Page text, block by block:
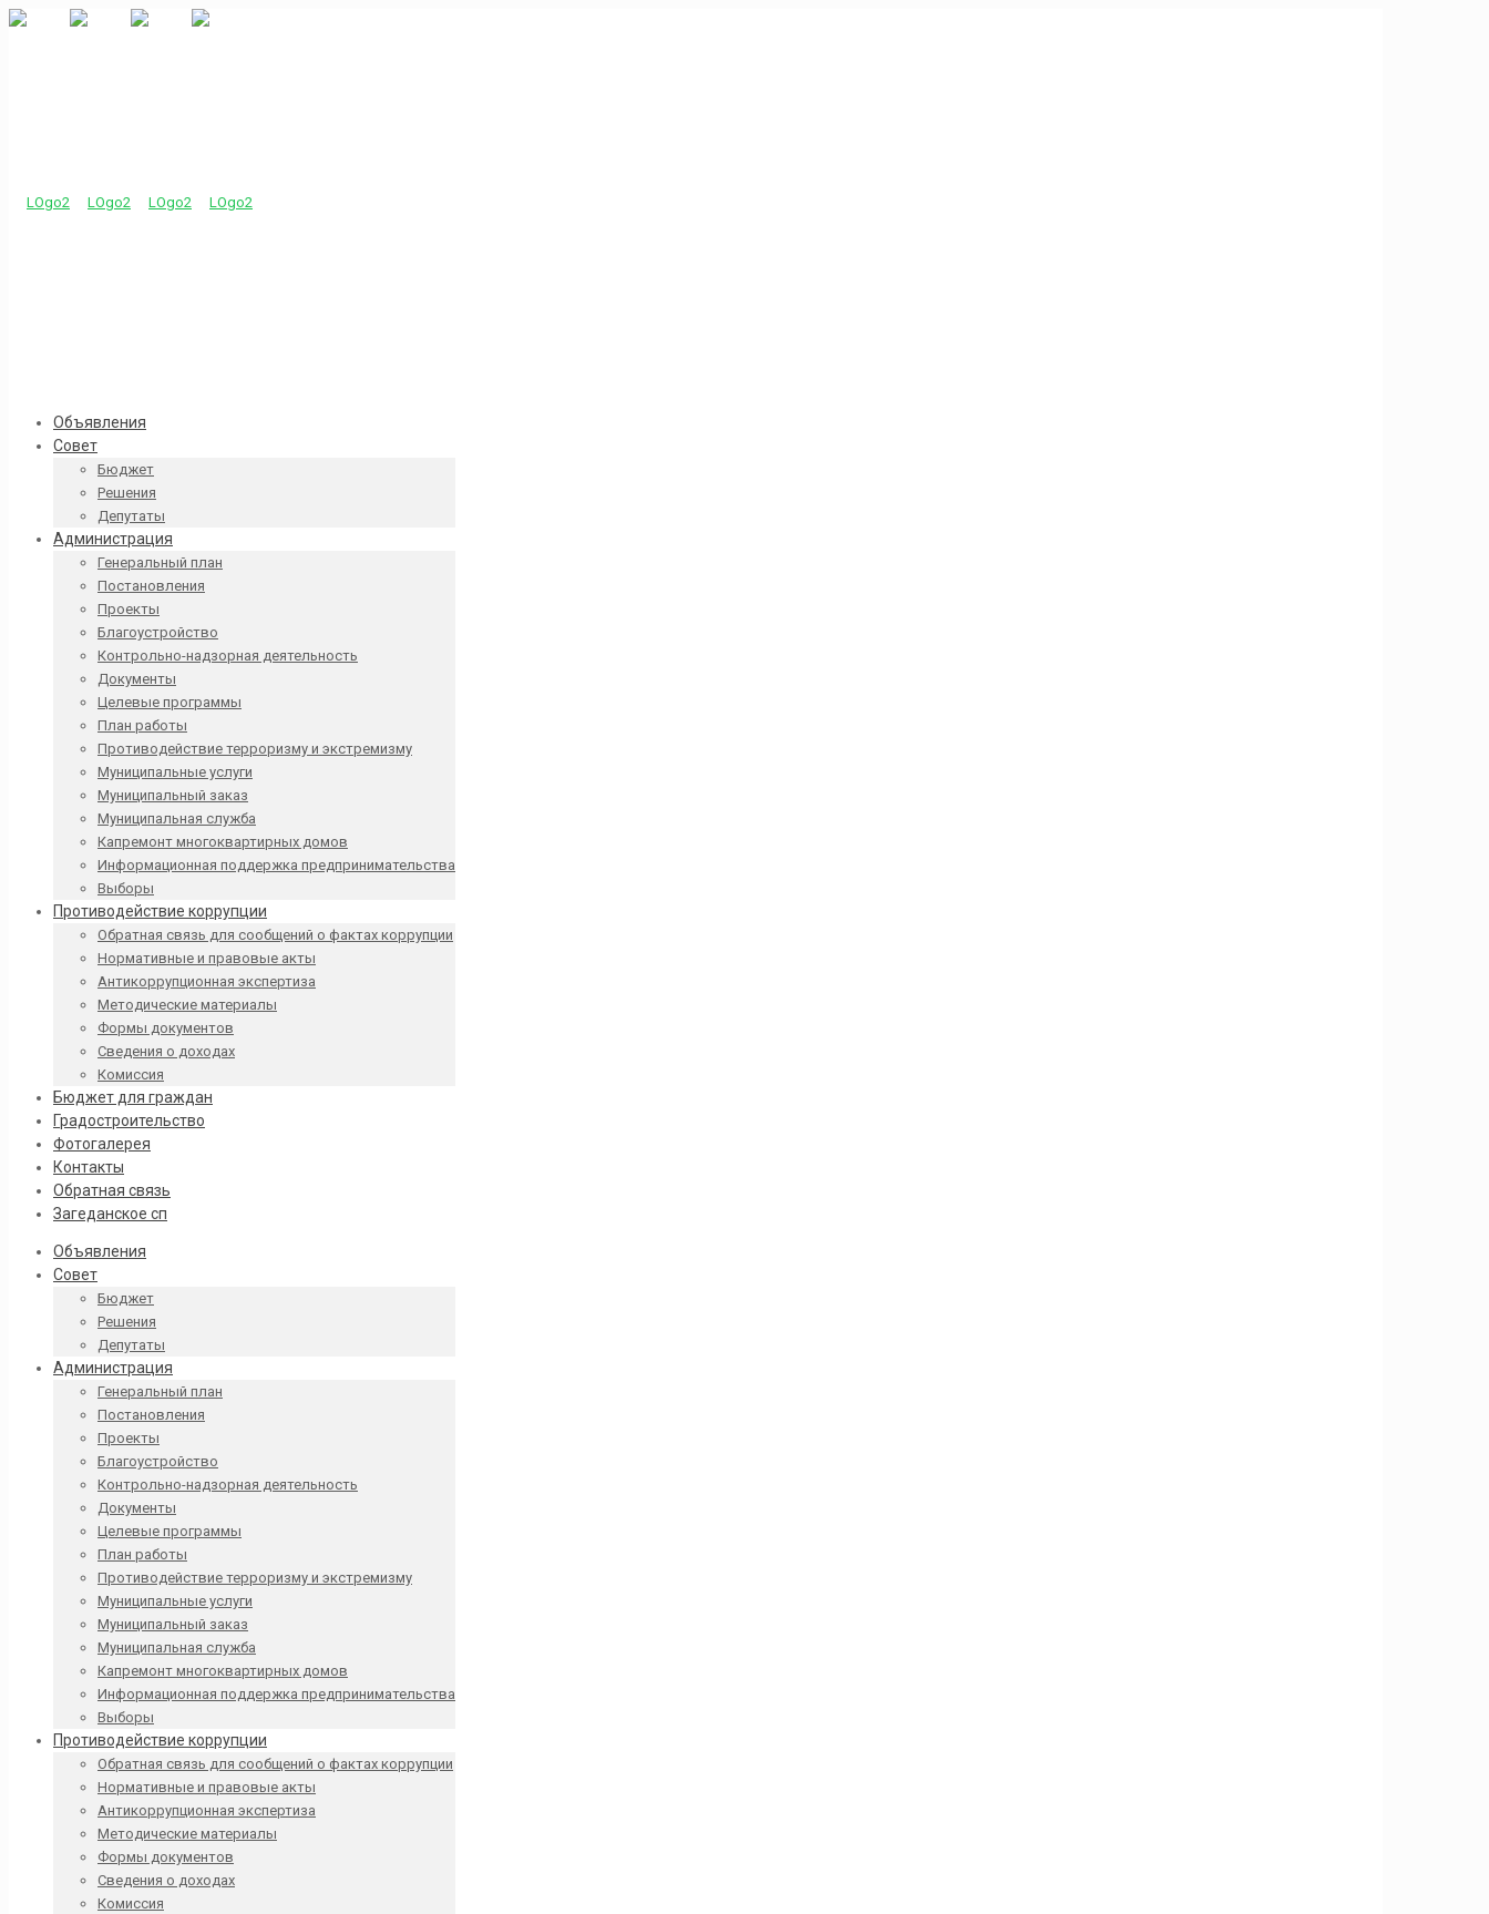
Объявления
Совет
Бюджет
Решения
Депутаты
Администрация
Генеральный план
Постановления
Проекты
Благоустройство
Контрольно-надзорная деятельность
Документы
Целевые программы
План работы
Противодействие терроризму и экстремизму
Муниципальные услуги
Муниципальный заказ
Муниципальная служба
Капремонт многоквартирных домов
Информационная поддержка предпринимательства
Выборы
Противодействие коррупции
Обратная связь для сообщений о фактах коррупции
Нормативные и правовые акты
Антикоррупционная экспертиза
Методические материалы
Формы документов
Сведения о доходах
Комиссия
Бюджет для граждан
Градостроительство
Фотогалерея
Контакты
Обратная связь
Загеданское сп
Объявления
Совет
Бюджет
Решения
Депутаты
Администрация
Генеральный план
Постановления
Проекты
Благоустройство
Контрольно-надзорная деятельность
Документы
Целевые программы
План работы
Противодействие терроризму и экстремизму
Муниципальные услуги
Муниципальный заказ
Муниципальная служба
Капремонт многоквартирных домов
Информационная поддержка предпринимательства
Выборы
Противодействие коррупции
Обратная связь для сообщений о фактах коррупции
Нормативные и правовые акты
Антикоррупционная экспертиза
Методические материалы
Формы документов
Сведения о доходах
Комиссия